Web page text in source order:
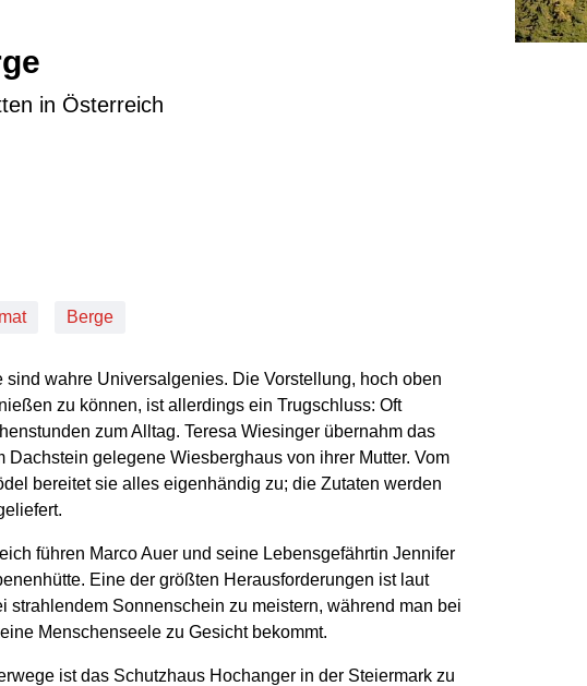
in Österreich
Berge
sind wahre Universalgenies. Die Vorstellung, hoch oben
zu können, ist allerdings ein Trugschluss: Oft
zum Alltag. Teresa Wiesinger übernahm das
Dachstein gelegene Wiesberghaus von ihrer Mutter. Vom
bereitet sie alles eigenhändig zu; die Zutaten werden
führen Marco Auer und seine Lebensgefährtin Jennifer
Eine der größten Herausforderungen ist laut
strahlendem Sonnenschein zu meistern, während man bei
Menschenseele zu Gesicht bekommt.
ist das Schutzhaus Hochanger in der Steiermark zu